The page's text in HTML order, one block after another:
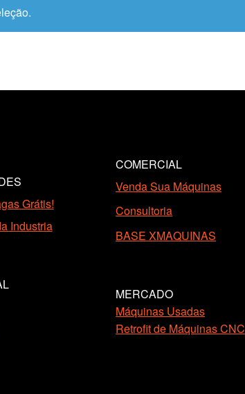
Grátis!
Industria
COMERCIAL
Venda Sua Máquinas
Consultoria
BASE XMAQUINAS
MERCADO
Máquinas Usadas
Retrofit de Máquinas CNC